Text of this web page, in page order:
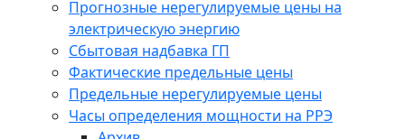
Прогнозные нерегулируемые цены на
электрическую энергию
Сбытовая надбавка ГП
Фактические предельные цены
Предельные нерегулируемые цены
Часы определения мощности на РРЭ